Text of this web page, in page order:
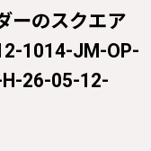
ーのスクエア
1014-JM-OP-
26-05-12-